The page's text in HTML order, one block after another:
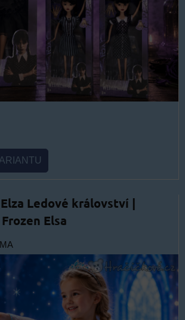
Ledové království |
Elsa